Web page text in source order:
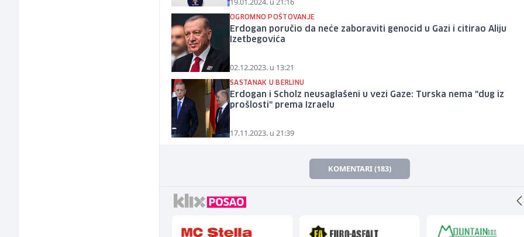
OGROMNO POŠTOVANJE
Erdogan poručio da neće zaboraviti genocid u Gazi i citirao Aliju
Izetbegovića
02.12.2023. u 13:21
SASTANAK U BERLINU
Erdogan i Scholz neusaglašeni u vezi Gaze: Turska nema "dug iz
prošlosti" prema Izraelu
17.11.2023. u 21:39
KOMENTARI (183)